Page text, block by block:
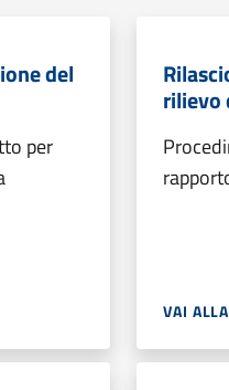
del
per
rilievo
VAI